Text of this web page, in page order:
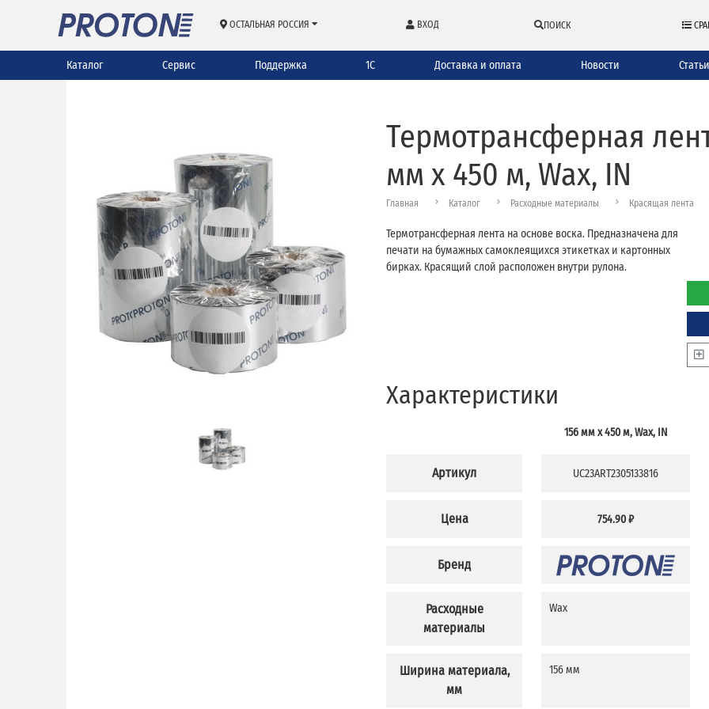
ОСТАЛЬНАЯ РОССИЯ ВХОД ПОИСК
Каталог Сервис Поддержка 1С Доставка и оплата Новости Статьи
Термотрансферная
мм х 450 м, Wax, IN
Главная Каталог Расходные материалы Красящая лента
Термотрансферная лента на основе воска. Предназначена для
печати на бумажных самоклеящихся этикетках и картонных
бирках. Красящий слой расположен внутри рулона.
Характеристики
Артикул
Цена
Бренд
Расходные
материалы
Ширина материала,
мм
156 мм х 450 м, Wax, IN
UC23ART2305133816
754.90 ₽
Wax
156 мм